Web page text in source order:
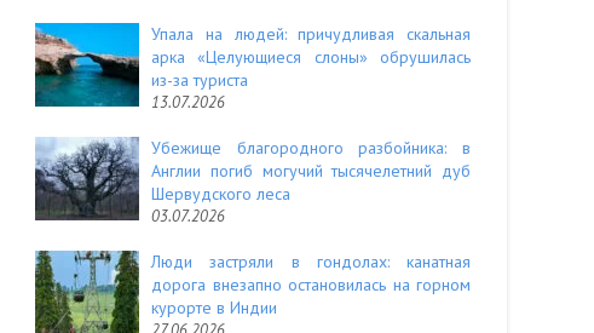
Упала на людей: причудливая скальная
арка «Целующиеся слоны» обрушилась
из-за туриста
13.07.2026
Убежище благородного разбойника: в
Англии погиб могучий тысячелетний дуб
Шервудского леса
03.07.2026
Люди застряли в гондолах: канатная
дорога внезапно остановилась на горном
курорте в Индии